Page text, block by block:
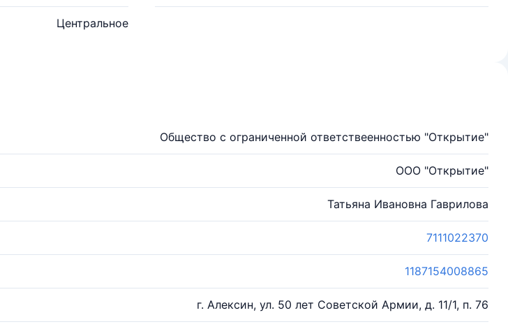
Центральное
Общество с ограниченной ответствеенностью "Открытие"
ООО "Открытие"
Татьяна Ивановна Гаврилова
7111022370
1187154008865
г. Алексин, ул. 50 лет Советской Армии, д. 11/1, п. 76